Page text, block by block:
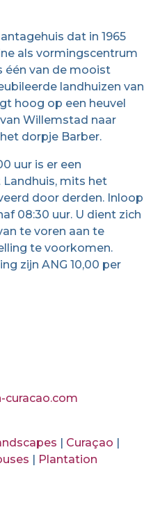
dat in 1965
als vormingscentrum
één van de mooist
landhuizen van
hoog op een heuvel
Willemstad naar
dorpje Barber.
uur is er een
mits het
door derden. Inloop
08:30 uur. U dient zich
te voren aan te
te voorkomen.
zijn ANG 10,00 per
curacao.com
| Curaçao |
| Plantation